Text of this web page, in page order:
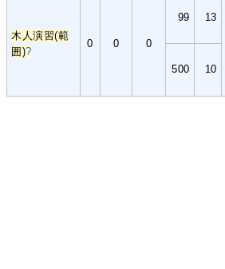
木人演習(範
囲)?
0 0 0
99 13
500 10